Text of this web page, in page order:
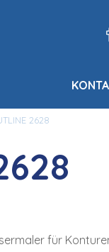
2628
für